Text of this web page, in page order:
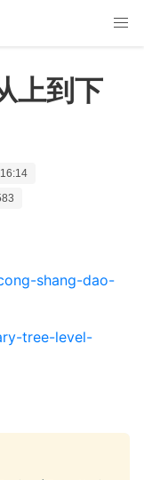
上到下
shang-dao-
tree-level-